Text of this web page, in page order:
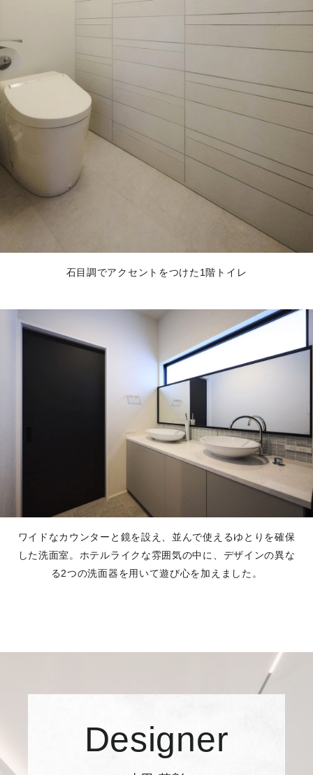
石目調でアクセントをつけた1階トイレ
ワイドなカウンターと鏡を設え、並んで使えるゆとりを確保
した洗面室。ホテルライクな雰囲気の中に、デザインの異な
る2つの洗面器を用いて遊び心を加えました。
Designer